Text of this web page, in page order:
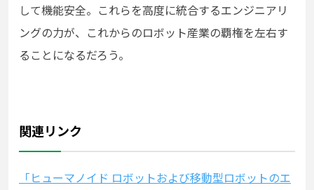
して機能安全。これらを高度に統合するエンジニアリ
ングの力が、これからのロボット産業の覇権を左右す
ることになるだろう。
関連リンク
「ヒューマノイド ロボットおよび移動型ロボットのエ